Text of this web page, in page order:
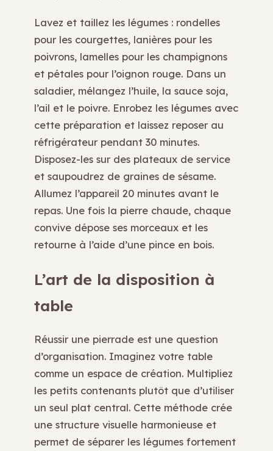
Lavez et taillez les légumes : rondelles
pour les courgettes, lanières pour les
poivrons, lamelles pour les champignons
et pétales pour l’oignon rouge. Dans un
saladier, mélangez l’huile, la sauce soja,
l’ail et le poivre. Enrobez les légumes avec
cette préparation et laissez reposer au
réfrigérateur pendant 30 minutes.
Disposez-les sur des plateaux de service
et saupoudrez de graines de sésame.
Allumez l’appareil 20 minutes avant le
repas. Une fois la pierre chaude, chaque
convive dépose ses morceaux et les
retourne à l’aide d’une pince en bois.
L’art de la disposition à
table
Réussir une pierrade est une question
d’organisation. Imaginez votre table
comme un espace de création. Multipliez
les petits contenants plutôt que d’utiliser
un seul plat central. Cette méthode crée
une structure visuelle harmonieuse et
permet de séparer les légumes fortement